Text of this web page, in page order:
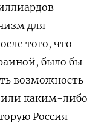
для
того, что
было бы
возможность
или каким-либо
Россия